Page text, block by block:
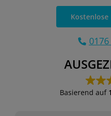
Kostenlose
Basierend auf